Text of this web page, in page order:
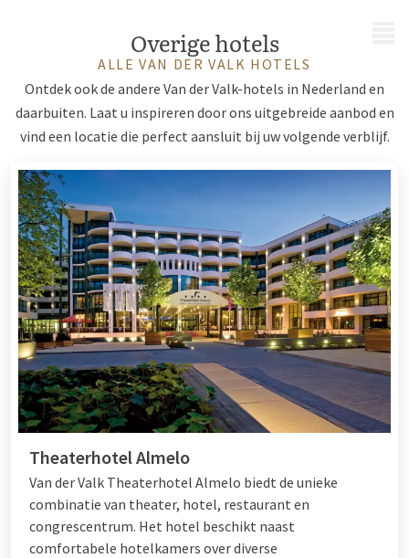
Overige hotels
ALLE VAN DER VALK HOTELS
Ontdek ook de andere Van der Valk-hotels in Nederland en
daarbuiten. Laat u inspireren door ons uitgebreide aanbod en
vind een locatie die perfect aansluit bij uw volgende verblijf.
Theaterhotel Almelo
Van der Valk Theaterhotel Almelo biedt de unieke
combinatie van theater, hotel, restaurant en
congrescentrum. Het hotel beschikt naast
comfortabele hotelkamers over diverse